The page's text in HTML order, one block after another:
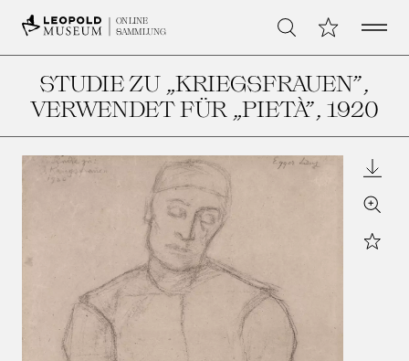
ONLINE
SAMMLUNG
Suche Meine Open
STUDIE ZU „KRIEGSFRAUEN”,
VERWENDET FÜR „PIETÀ”, 1920
Zoom
Star